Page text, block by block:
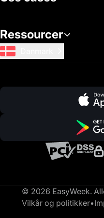
Ressourcer
© 2026 EasyWeek.
Vilkår og politikker•